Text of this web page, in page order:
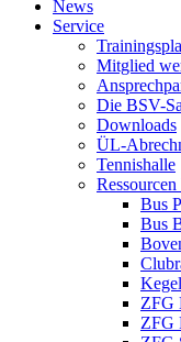
News
Service
Mitglied
Die BSV-
Downloads
ÜL-
Tennishalle
Ressourcen
Bus
Bus
ZFG
ZFG